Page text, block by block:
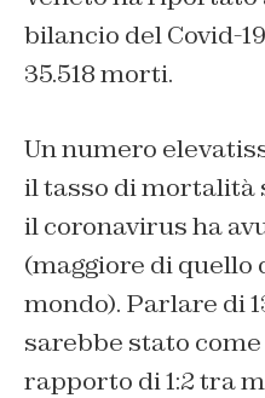
bilancio del Covid-
35.518 morti.
Un numero
il tasso di mortalità
il coronavirus ha
(maggiore di
mondo). Parlare di
sarebbe stato
rapporto di 1:2 tra